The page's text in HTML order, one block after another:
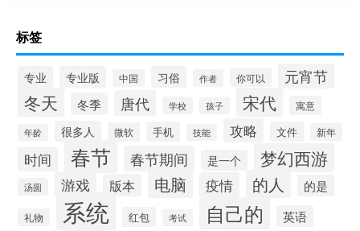
标签
专业 专业版 中国 习俗 作者 你可以 元宵节
冬天 冬季 唐代 学校 孩子 宋代 寓意
年龄 很多人 微软 手机 技能 攻略 文件 新年
时间 春节 春节期间 是一个 梦幻西游
汤圆 游戏 版本 电脑 疫情 的人 的是
礼物 系统 红包 考试 自己的 英语